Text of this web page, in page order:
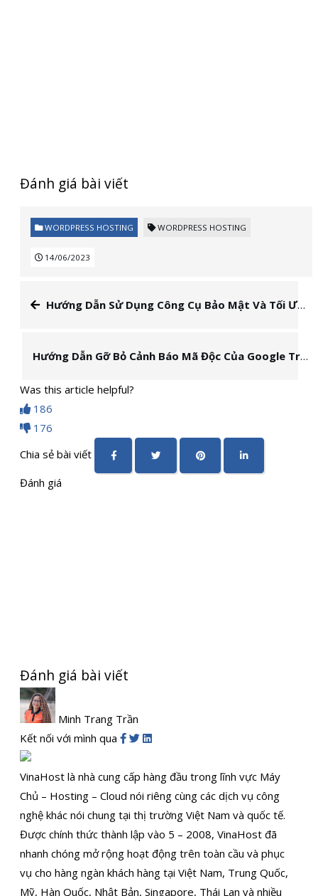
Đánh giá bài viết
WORDPRESS HOSTING WORDPRESS HOSTING
14/06/2023
Hướng Dẫn Sử Dụng Công Cụ Bảo Mật Và Tối Ưu WordPress Trên WordPress Hosting
Hướng Dẫn Gỡ Bỏ Cảnh Báo Mã Độc Của Google Trên Tên Miền
Was this article helpful?
186
176
Chia sẻ bài viết
Đánh giá
Đánh giá bài viết
Minh Trang Trần
Kết nối với mình qua
VinaHost là nhà cung cấp hàng đầu trong lĩnh vực Máy
Chủ – Hosting – Cloud nói riêng cùng các dịch vụ công
nghệ khác nói chung tại thị trường Việt Nam và quốc tế.
Được chính thức thành lập vào 5 – 2008, VinaHost đã
nhanh chóng mở rộng hoạt động trên toàn cầu và phục
vụ cho hàng ngàn khách hàng tại Việt Nam, Trung Quốc,
Mỹ, Hàn Quốc, Nhật Bản, Singapore, Thái Lan và nhiều